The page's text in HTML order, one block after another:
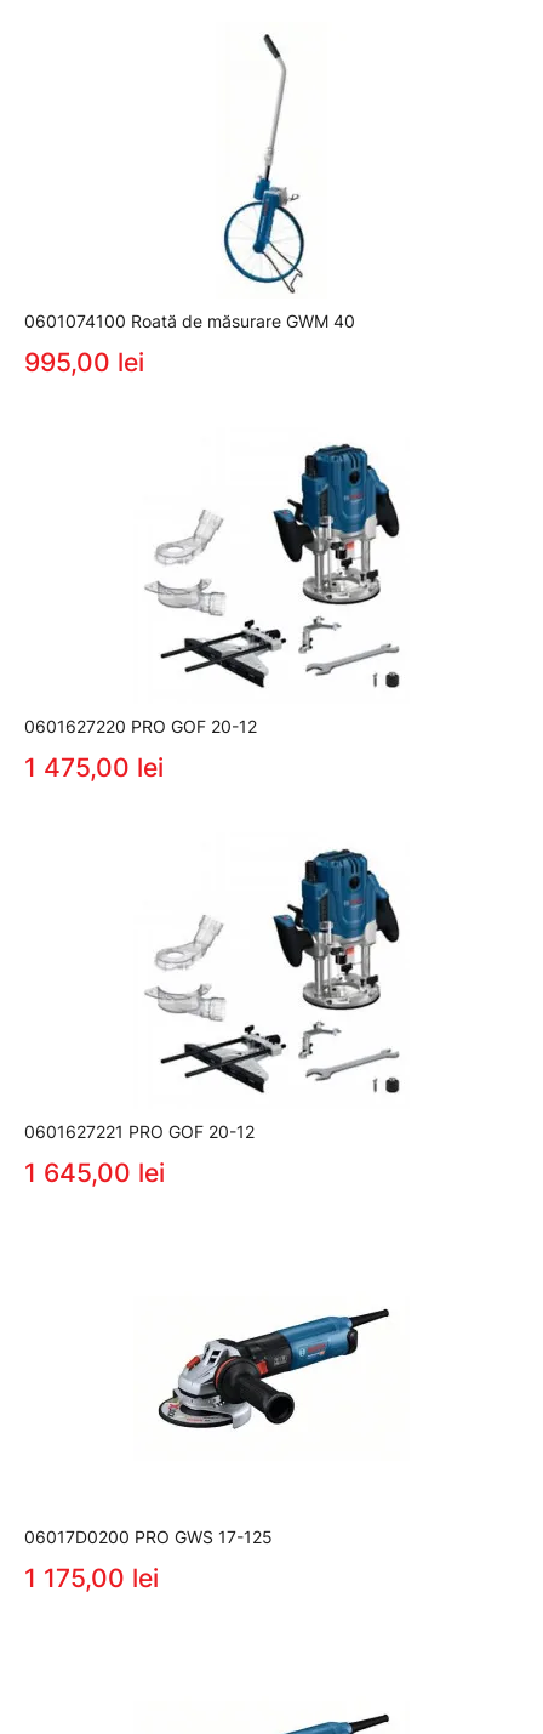
0601074100 Roată de măsurare GWM 40
995,00 lei
0601627220 PRO GOF 20-12
1 475,00 lei
0601627221 PRO GOF 20-12
1 645,00 lei
06017D0200 PRO GWS 17-125
1 175,00 lei